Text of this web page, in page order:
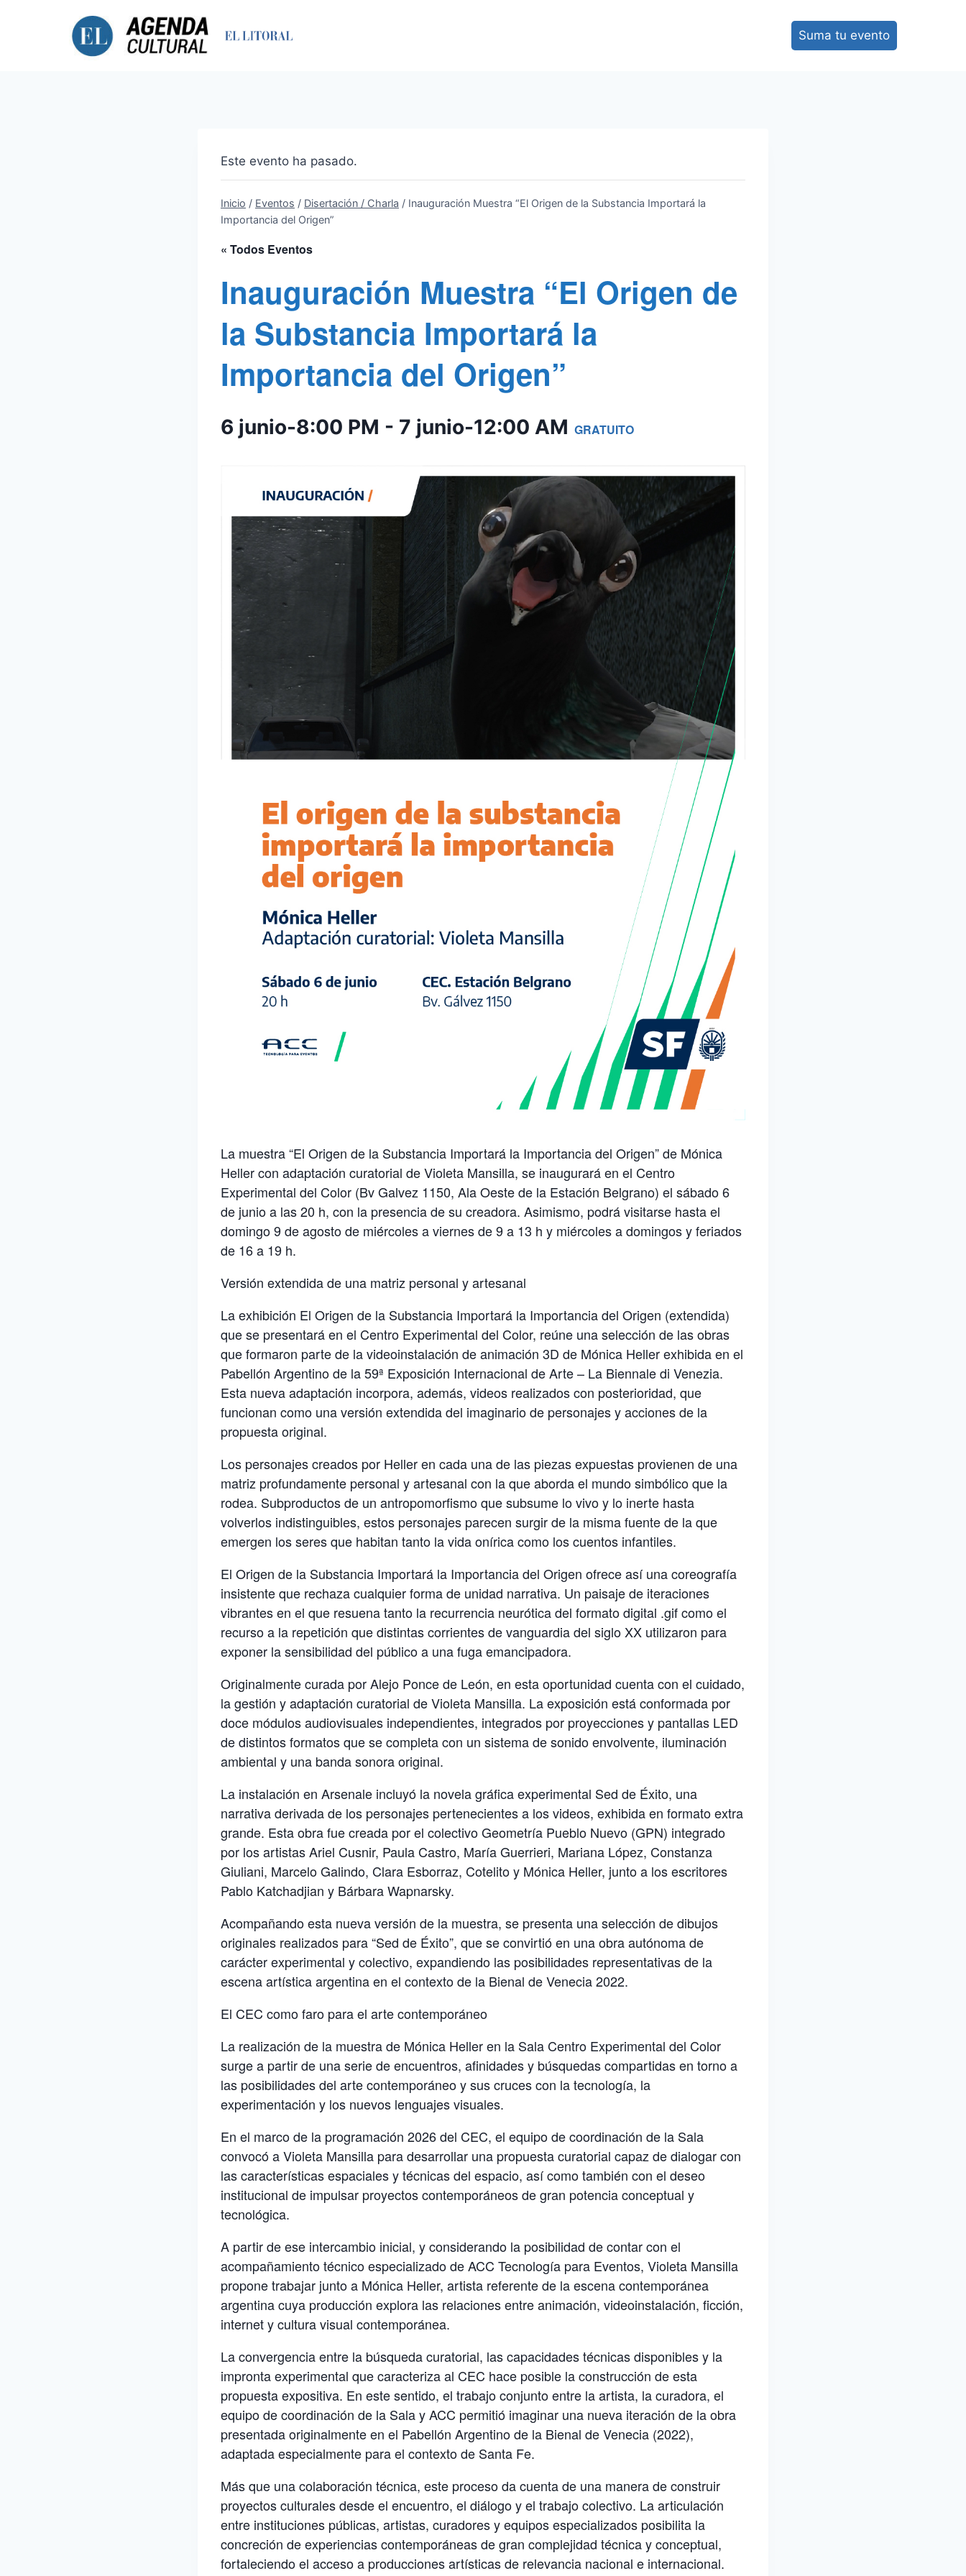
Suma tu evento
Este evento ha pasado.
Inicio / Eventos / Disertación / Charla / Inauguración Muestra “El Origen de la Substancia Importará la
Importancia del Origen”
« Todos Eventos
Inauguración Muestra “El Origen de
la Substancia Importará la
Importancia del Origen”
6 junio-8:00 PM - 7 junio-12:00 AM GRATUITO
La muestra “El Origen de la Substancia Importará la Importancia del Origen” de Mónica
Heller con adaptación curatorial de Violeta Mansilla, se inaugurará en el Centro
Experimental del Color (Bv Galvez 1150, Ala Oeste de la Estación Belgrano) el sábado 6
de junio a las 20 h, con la presencia de su creadora. Asimismo, podrá visitarse hasta el
domingo 9 de agosto de miércoles a viernes de 9 a 13 h y miércoles a domingos y feriados
de 16 a 19 h.
Versión extendida de una matriz personal y artesanal
La exhibición El Origen de la Substancia Importará la Importancia del Origen (extendida)
que se presentará en el Centro Experimental del Color, reúne una selección de las obras
que formaron parte de la videoinstalación de animación 3D de Mónica Heller exhibida en el
Pabellón Argentino de la 59ª Exposición Internacional de Arte – La Biennale di Venezia.
Esta nueva adaptación incorpora, además, videos realizados con posterioridad, que
funcionan como una versión extendida del imaginario de personajes y acciones de la
propuesta original.
Los personajes creados por Heller en cada una de las piezas expuestas provienen de una
matriz profundamente personal y artesanal con la que aborda el mundo simbólico que la
rodea. Subproductos de un antropomorfismo que subsume lo vivo y lo inerte hasta
volverlos indistinguibles, estos personajes parecen surgir de la misma fuente de la que
emergen los seres que habitan tanto la vida onírica como los cuentos infantiles.
El Origen de la Substancia Importará la Importancia del Origen ofrece así una coreografía
insistente que rechaza cualquier forma de unidad narrativa. Un paisaje de iteraciones
vibrantes en el que resuena tanto la recurrencia neurótica del formato digital .gif como el
recurso a la repetición que distintas corrientes de vanguardia del siglo XX utilizaron para
exponer la sensibilidad del público a una fuga emancipadora.
Originalmente curada por Alejo Ponce de León, en esta oportunidad cuenta con el cuidado,
la gestión y adaptación curatorial de Violeta Mansilla. La exposición está conformada por
doce módulos audiovisuales independientes, integrados por proyecciones y pantallas LED
de distintos formatos que se completa con un sistema de sonido envolvente, iluminación
ambiental y una banda sonora original.
La instalación en Arsenale incluyó la novela gráfica experimental Sed de Éxito, una
narrativa derivada de los personajes pertenecientes a los videos, exhibida en formato extra
grande. Esta obra fue creada por el colectivo Geometría Pueblo Nuevo (GPN) integrado
por los artistas Ariel Cusnir, Paula Castro, María Guerrieri, Mariana López, Constanza
Giuliani, Marcelo Galindo, Clara Esborraz, Cotelito y Mónica Heller, junto a los escritores
Pablo Katchadjian y Bárbara Wapnarsky.
Acompañando esta nueva versión de la muestra, se presenta una selección de dibujos
originales realizados para “Sed de Éxito”, que se convirtió en una obra autónoma de
carácter experimental y colectivo, expandiendo las posibilidades representativas de la
escena artística argentina en el contexto de la Bienal de Venecia 2022.
El CEC como faro para el arte contemporáneo
La realización de la muestra de Mónica Heller en la Sala Centro Experimental del Color
surge a partir de una serie de encuentros, afinidades y búsquedas compartidas en torno a
las posibilidades del arte contemporáneo y sus cruces con la tecnología, la
experimentación y los nuevos lenguajes visuales.
En el marco de la programación 2026 del CEC, el equipo de coordinación de la Sala
convocó a Violeta Mansilla para desarrollar una propuesta curatorial capaz de dialogar con
las características espaciales y técnicas del espacio, así como también con el deseo
institucional de impulsar proyectos contemporáneos de gran potencia conceptual y
tecnológica.
A partir de ese intercambio inicial, y considerando la posibilidad de contar con el
acompañamiento técnico especializado de ACC Tecnología para Eventos, Violeta Mansilla
propone trabajar junto a Mónica Heller, artista referente de la escena contemporánea
argentina cuya producción explora las relaciones entre animación, videoinstalación, ficción,
internet y cultura visual contemporánea.
La convergencia entre la búsqueda curatorial, las capacidades técnicas disponibles y la
impronta experimental que caracteriza al CEC hace posible la construcción de esta
propuesta expositiva. En este sentido, el trabajo conjunto entre la artista, la curadora, el
equipo de coordinación de la Sala y ACC permitió imaginar una nueva iteración de la obra
presentada originalmente en el Pabellón Argentino de la Bienal de Venecia (2022),
adaptada especialmente para el contexto de Santa Fe.
Más que una colaboración técnica, este proceso da cuenta de una manera de construir
proyectos culturales desde el encuentro, el diálogo y el trabajo colectivo. La articulación
entre instituciones públicas, artistas, curadores y equipos especializados posibilita la
concreción de experiencias contemporáneas de gran complejidad técnica y conceptual,
fortaleciendo el acceso a producciones artísticas de relevancia nacional e internacional.